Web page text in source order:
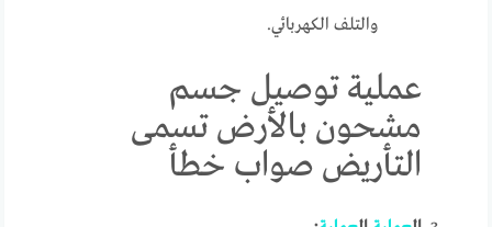
والتلف الكهربائي.
عملية توصيل جسم
مشحون بالأرض تسمى
التأريض صواب خطأ